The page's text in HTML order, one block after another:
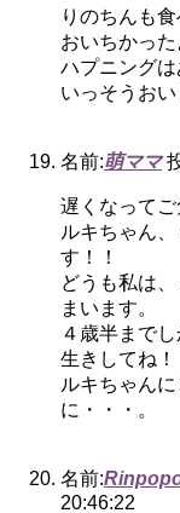
りのちんも
おいちかった
ハプニング
いっそうお
名前:萌ママ
遅くなってご
ルキちゃん
す！！
どうも私は
まいます。
４歳半まで
生きしてね！
ルキちゃん
に・・・。
名前:
20:46:22